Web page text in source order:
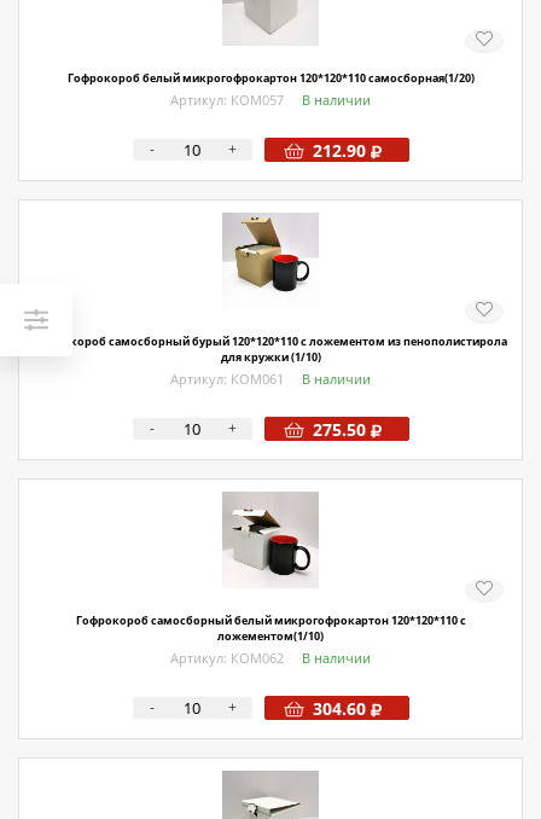
Гофрокороб белый микрогофрокартон 120*120*110 самосборная(1/20)
Артикул: КОМ057 В наличии
- + 212.90
Гофрокороб самосборный бурый 120*120*110 с ложементом из пенополистирола
для кружки (1/10)
Артикул: КОМ061 В наличии
- + 275.50
Гофрокороб самосборный белый микрогофрокартон 120*120*110 с
ложементом(1/10)
Артикул: КОМ062 В наличии
- + 304.60